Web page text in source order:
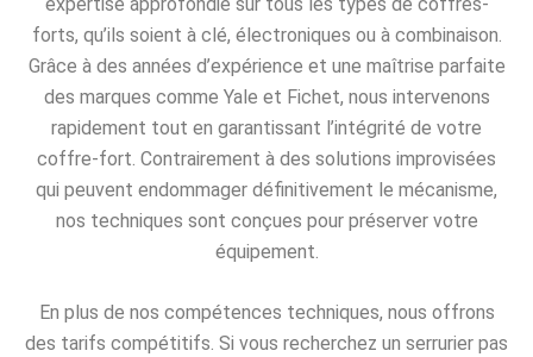
forts, qu’ils soient à clé, électroniques ou à combinaison.
Grâce à des années d’expérience et une maîtrise parfaite
des marques comme Yale et Fichet, nous intervenons
rapidement tout en garantissant l’intégrité de votre
coffre-fort. Contrairement à des solutions improvisées
qui peuvent endommager définitivement le mécanisme,
nos techniques sont conçues pour préserver votre
équipement.
En plus de nos compétences techniques, nous offrons
des tarifs compétitifs. Si vous recherchez un serrurier pas